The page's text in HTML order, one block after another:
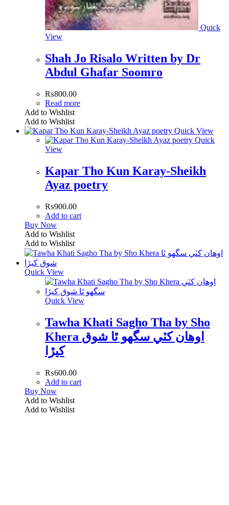
Quick
View
Shah Jo Risalo Written by Dr
Abdul Ghafar Soomro
₨800.00
Read more
Add to Wishlist
Add to Wishlist
Quick View
Quick
View
Kapar Tho Kun Karay-Sheikh
Ayaz poetry
₨900.00
Add to cart
Buy Now
Add to Wishlist
Add to Wishlist
Quick View
Quick View
Tawha Khati Sagho Tha by Sho
Khera اوھان کٽي سگھو ٿا شوق
کيڙا
₨600.00
Add to cart
Buy Now
Add to Wishlist
Add to Wishlist